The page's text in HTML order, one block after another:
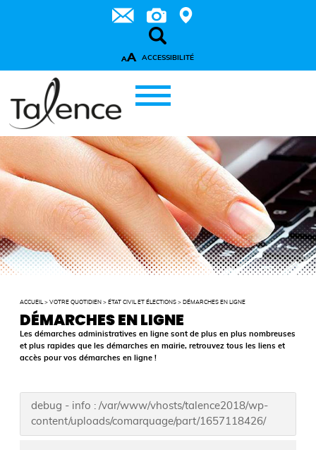
AA ACCESSIBILITÉ
ACCUEIL >VOTRE QUOTIDIEN > ÉTAT CIVIL ET ÉLECTIONS > DÉMARCHES EN LIGNE
DÉMARCHES EN LIGNE
Les démarches administratives en ligne sont de plus en plus nombreuses
et plus rapides que les démarches en mairie, retrouvez tous les liens et
accès pour vos démarches en ligne !
debug - info : /var/www/vhosts/talence2018/wp-
content/uploads/comarquage/part/1657118426/